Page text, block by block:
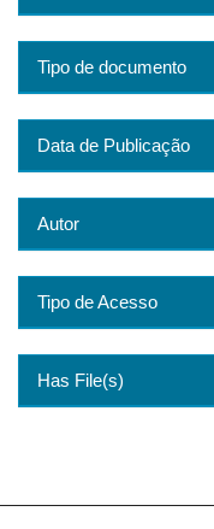
Tipo de documento
Data de Publicação
Autor
Tipo de Acesso
Has File(s)